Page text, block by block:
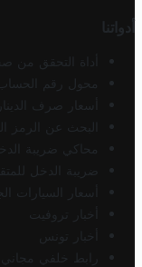
أدواتنا
أداة التحقق من
محول رقم الحساب
أسعار صرف
البحث عن الرمز
محاكي ضريبة
ضريبة الدخل
أسعار السيارات
أخبار تروفيت
أخبار تونس
رابط خلفي مجاني